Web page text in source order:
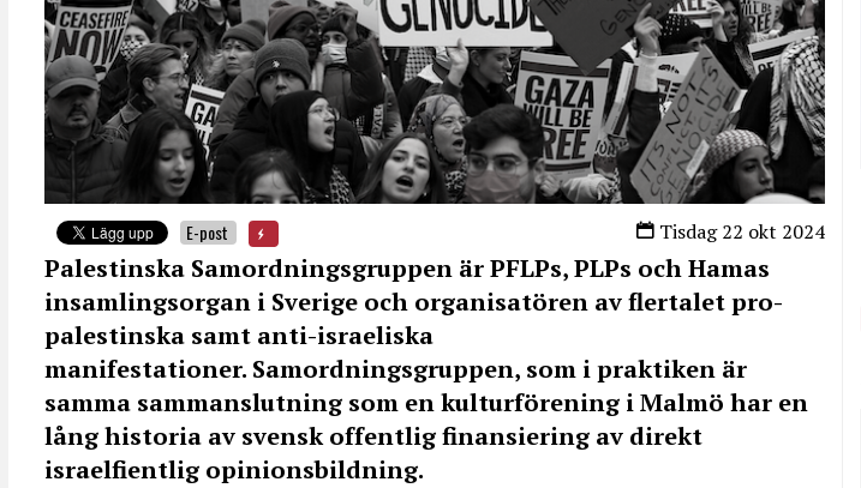
Tisdag 22 okt 2024
E-post
Palestinska Samordningsgruppen är PFLPs, PLPs och Hamas
insamlingsorgan i Sverige och organisatören av flertalet pro-
palestinska samt anti-israeliska
manifestationer. Samordningsgruppen, som i praktiken är
samma sammanslutning som en kulturförening i Malmö har en
lång historia av svensk offentlig finansiering av direkt
israelfientlig opinionsbildning.